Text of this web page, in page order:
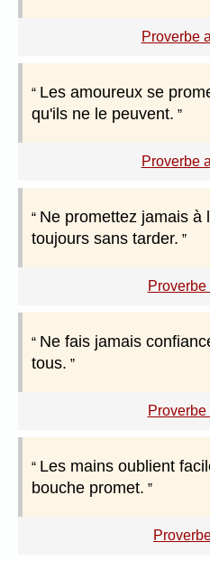
Proverbe
Les amoureux se
qu'ils ne le peuvent.
Proverbe
Ne promettez jamais à
toujours sans tarder.
Ne fais jamais
tous.
Les mains oublient
bouche promet.